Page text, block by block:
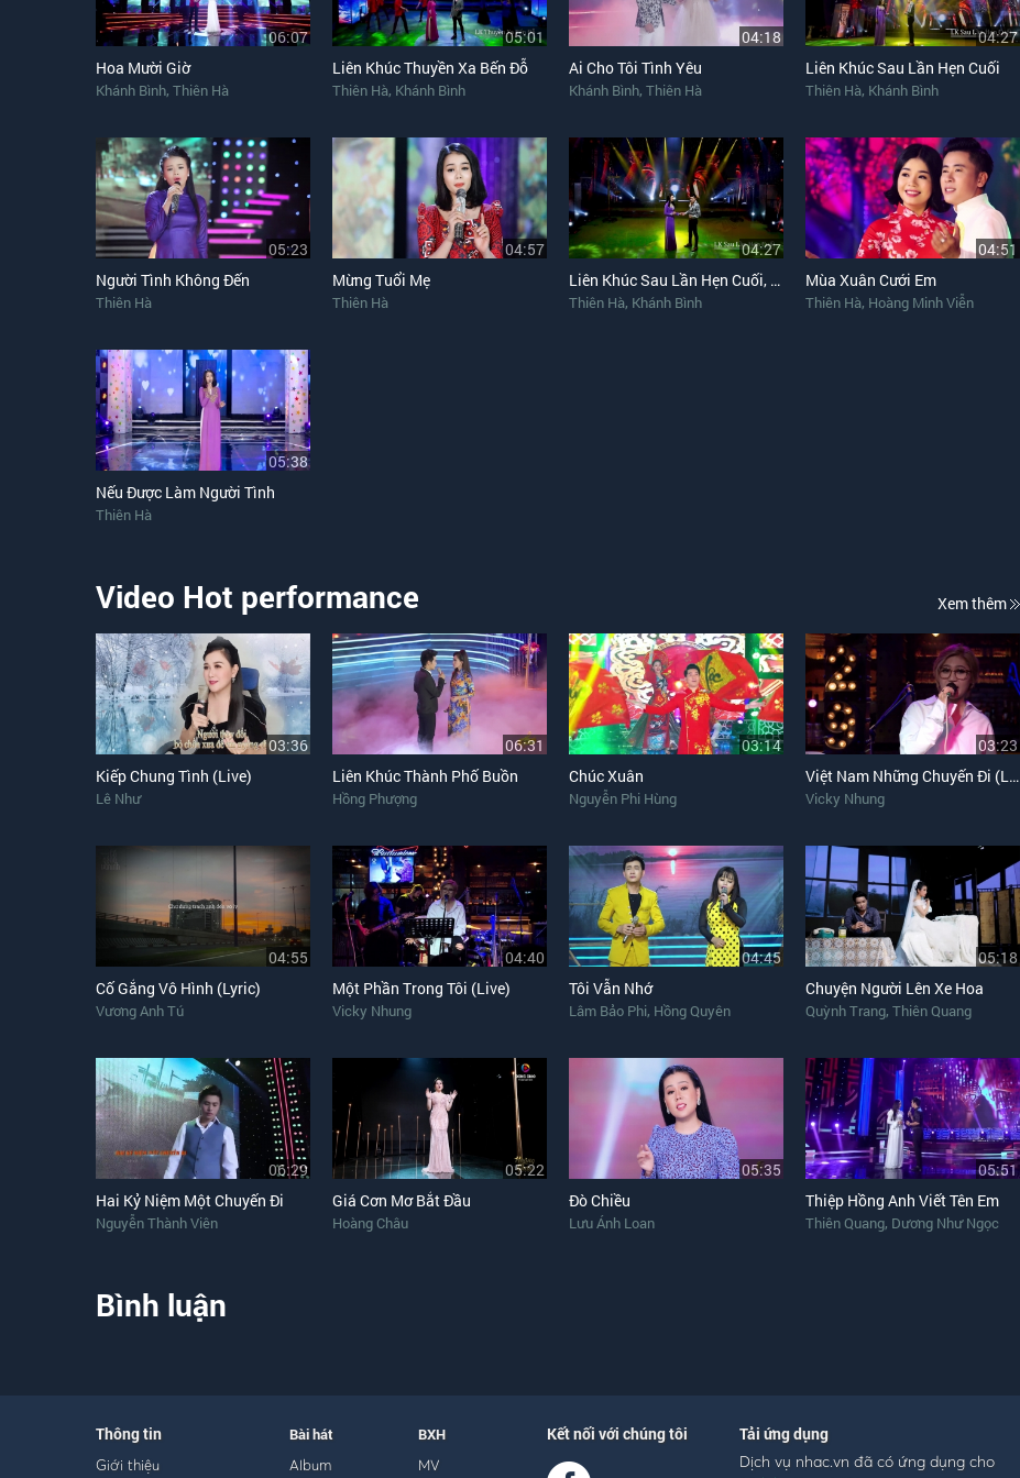
06:07
Hoa Mười Giờ
Khánh Bình, Thiên Hà
05:01
Liên Khúc Thuyền Xa Bến Đỗ
Thiên Hà, Khánh Bình
04:18
Ai Cho Tôi Tình Yêu
Khánh Bình, Thiên Hà
04:27
Liên Khúc Sau Lần Hẹn Cuối
Thiên Hà, Khánh Bình
05:23
Người Tình Không Đến
Thiên Hà
04:57
Mừng Tuổi Mẹ
Thiên Hà
04:27
Liên Khúc Sau Lần Hẹn Cuối, Vòng Nhẫn Cưới
Thiên Hà, Khánh Bình
04:51
Mùa Xuân Cưới Em
Thiên Hà, Hoàng Minh Viễn
05:38
Nếu Được Làm Người Tình
Thiên Hà
Video Hot performance Xem thêm
03:36
Kiếp Chung Tình (Live)
Lê Như
06:31
Liên Khúc Thành Phố Buồn
Hồng Phượng
03:14
Chúc Xuân
Nguyễn Phi Hùng
03:23
Việt Nam Những Chuyến Đi (Live)
Vicky Nhung
04:55
Cố Gắng Vô Hình (Lyric)
Vương Anh Tú
04:40
Một Phần Trong Tôi (Live)
Vicky Nhung
04:45
Tôi Vẫn Nhớ
Lâm Bảo Phi, Hồng Quyên
05:18
Chuyện Người Lên Xe Hoa
Quỳnh Trang, Thiên Quang
06:29
Hai Kỷ Niệm Một Chuyến Đi
Nguyễn Thành Viên
05:22
Giá Cơn Mơ Bắt Đầu
Hoàng Châu
05:35
Đò Chiều
Lưu Ánh Loan
05:51
Thiệp Hồng Anh Viết Tên Em
Thiên Quang, Dương Như Ngọc
Bình luận
Thông tin
Giới thiệu
Bài hát
Album
BXH
MV
Kết nối với chúng tôi Tải ứng dụng
Dịch vụ nhac.vn đã có ứng dụng cho